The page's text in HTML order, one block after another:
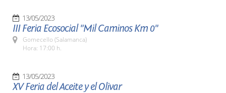
13/05/2023
III Feria Ecosocial "Mil Caminos Km 0"
Gomecello (Salamanca)
Hora: 17:00 h.
13/05/2023
XV Feria del Aceite y el Olivar